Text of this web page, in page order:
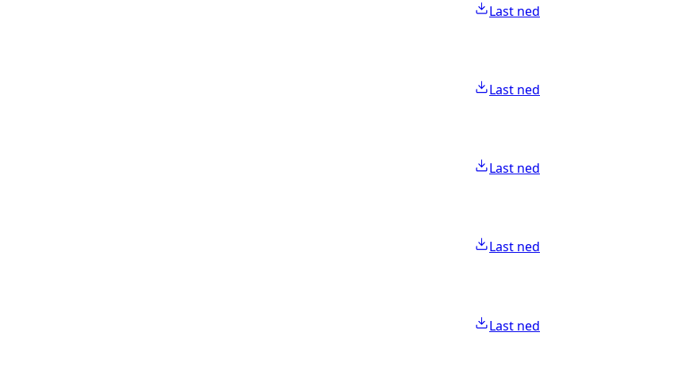
Last ned
Last ned
Last ned
Last ned
Last ned